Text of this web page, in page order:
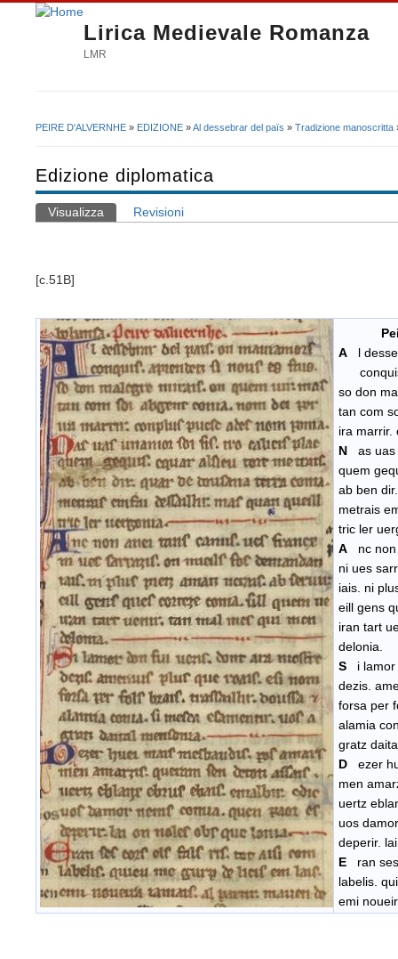
Lirica Medievale Romanza
LMR
PEIRE D'ALVERNHE » EDIZIONE »Al dessebrar del païs » Tradizione manoscritta
Edizione diplomatica
Schede primarie
Visualizza (scheda attiva)
Revisioni
[c.51B]
Peire
A l
so don
tan com
ira marrir.
N as
quem
ab ben
metrais
tric ler
A nc
ni ues
iais. ni
eill gens
iran tart
delonia.
S i
dezis.
forsa per
alamia
gratz
D ezer
men
uertz
uos
deperir.
E ran
labelis.
emi